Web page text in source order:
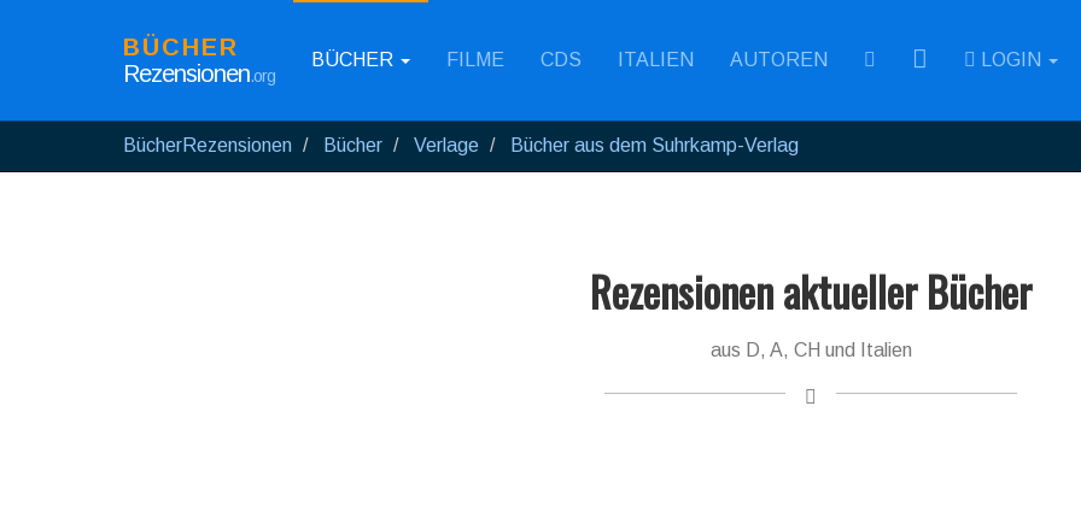
BÜCHER
Rezensionen.org
BÜCHER FILME CDS ITALIEN AUTOREN RSS LOGIN
BücherRezensionen Bücher Verlage Bücher aus dem Suhrkamp-Verlag
Rezensionen aktueller Bücher
aus D, A, CH und Italien